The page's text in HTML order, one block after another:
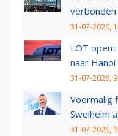
verbonden
31-07-2026,
LOT
naar Hanoi
31-07-2026,
Voormalig
Swelheim
31-07-2026,